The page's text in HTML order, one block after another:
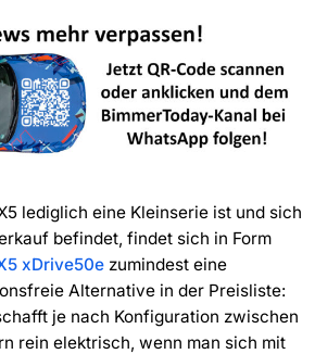
lediglich eine Kleinserie ist und sich
befindet, findet sich in Form
xDrive50ezumindest eine
Alternative in der Preisliste:
je nach Konfiguration zwischen
rein elektrisch, wenn man sich mit